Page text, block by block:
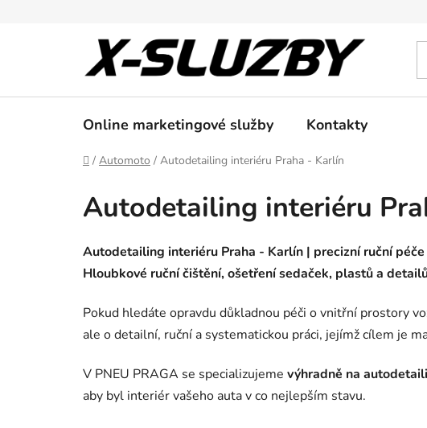
Online marketingové služby Kontakty
Domů
/ Automoto / Autodetailing interiéru Praha - Karlín
Autodetailing interiéru
Autodetailing interiéru Praha - Karlín | precizní ruční
Hloubkové ruční čištění, ošetření sedaček, plastů a
Pokud hledáte opravdu důkladnou péči o vnitřní prostory
ale o detailní, ruční a systematickou práci, jejímž cílem je
V PNEU PRAGA se specializujeme výhradně na
aby byl interiér vašeho auta v co nejlepším stavu.